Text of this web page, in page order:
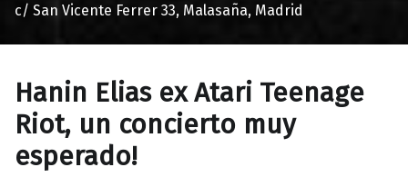
c/ San Vicente Ferrer 33, Malasaña, Madrid
Hanin Elias ex Atari Teenage
Riot, un concierto muy
esperado!